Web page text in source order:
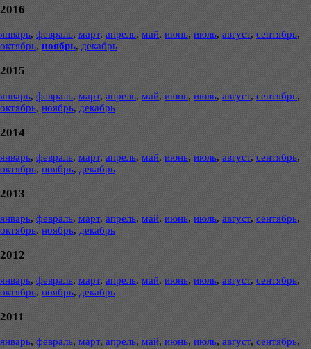
2016
январь, февраль, март, апрель, май, июнь, июль, август, сентябрь,
октябрь, ноябрь, декабрь
2015
январь, февраль, март, апрель, май, июнь, июль, август, сентябрь,
октябрь, ноябрь, декабрь
2014
январь, февраль, март, апрель, май, июнь, июль, август, сентябрь,
октябрь, ноябрь, декабрь
2013
январь, февраль, март, апрель, май, июнь, июль, август, сентябрь,
октябрь, ноябрь, декабрь
2012
январь, февраль, март, апрель, май, июнь, июль, август, сентябрь,
октябрь, ноябрь, декабрь
2011
январь, февраль, март, апрель, май, июнь, июль, август, сентябрь,